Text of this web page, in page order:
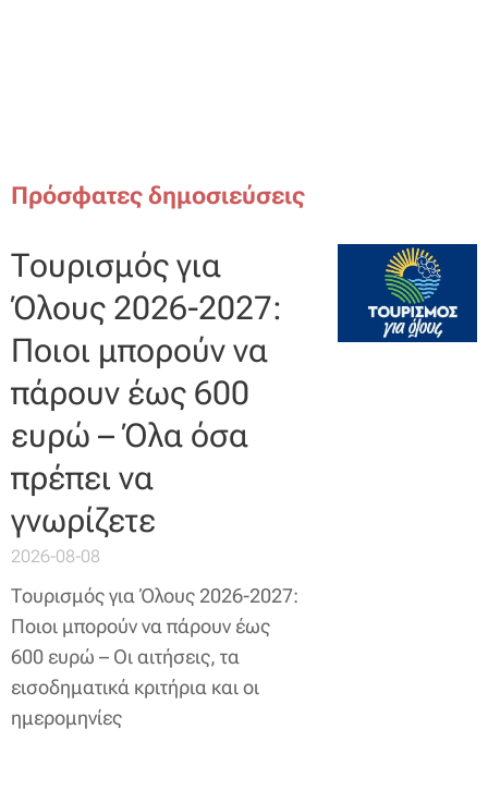
Πρόσφατες δημοσιεύσεις
Τουρισμός για
Όλους 2026-2027:
Ποιοι μπορούν να
πάρουν έως 600
ευρώ – Όλα όσα
πρέπει να
γνωρίζετε
2026-08-08
Τουρισμός για Όλους 2026-2027:
Ποιοι μπορούν να πάρουν έως
600 ευρώ – Οι αιτήσεις, τα
εισοδηματικά κριτήρια και οι
ημερομηνίες